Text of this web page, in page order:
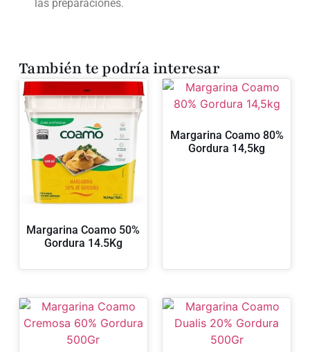
las preparaciones.
También te podría interesar
Margarina Coamo 50%
Gordura 14.5Kg
Margarina Coamo 80%
Gordura 14,5kg